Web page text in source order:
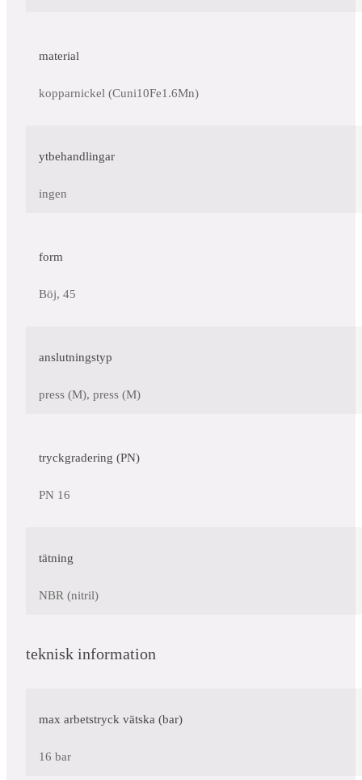
material
kopparnickel (Cuni10Fe1.6Mn)
ytbehandlingar
ingen
form
Böj, 45
anslutningstyp
press (M), press (M)
tryckgradering (PN)
PN 16
tätning
NBR (nitril)
teknisk information
max arbetstryck vätska (bar)
16 bar